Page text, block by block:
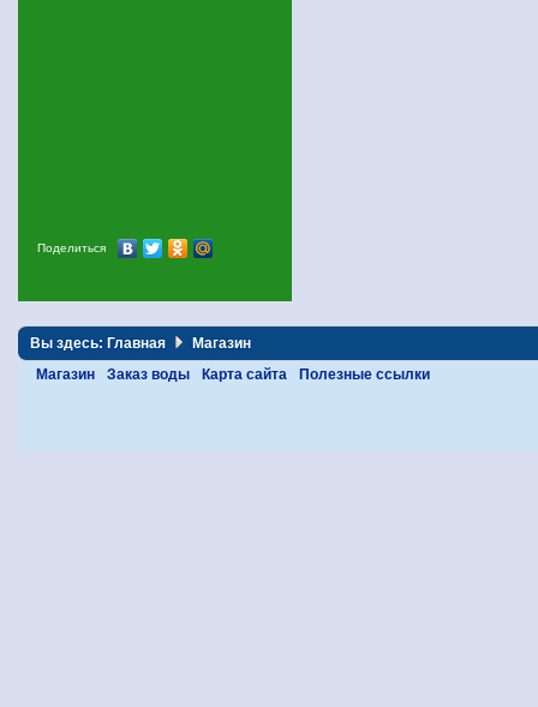
Поделиться
Вы здесь: Главная
Магазин
Магазин
Заказ воды Карта сайта Полезные ссылки